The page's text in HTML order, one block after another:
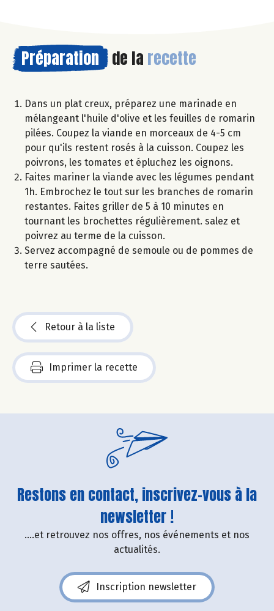
Préparation de la recette
Dans un plat creux, préparez une marinade en
mélangeant l'huile d'olive et les feuilles de romarin
pilées. Coupez la viande en morceaux de 4-5 cm
pour qu'ils restent rosés à la cuisson. Coupez les
poivrons, les tomates et épluchez les oignons.
Faites mariner la viande avec les légumes pendant
1h. Embrochez le tout sur les branches de romarin
restantes. Faites griller de 5 à 10 minutes en
tournant les brochettes régulièrement. salez et
poivrez au terme de la cuisson.
Servez accompagné de semoule ou de pommes de
terre sautées.
Retour à la liste
Imprimer la recette
Restons en contact, inscrivez-vous à la
newsletter !
....et retrouvez nos offres, nos événements et nos
actualités.
Inscription newsletter